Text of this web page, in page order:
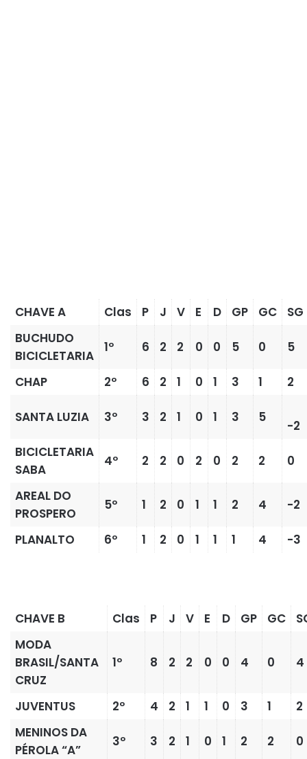
CHAVE A Clas P J V E D GP GC
SG
BUCHUDO
BICICLETARIA
1º 6 2 2 0 0 5 0 5
CHAP 2º 6 2 1 0 1 3 1 2
SANTA LUZIA 3º 3 2 1 0 1 3 5
-2
BICICLETARIA
SABA
4º 2 2 0 2 0 2 2 0
AREAL DO
PROSPERO
5º 1 2 0 1 1 2 4 -2
PLANALTO 6º 1 2 0 1 1 1 4 -3
CHAVE B Clas P J V E D GP GC
MODA
BRASIL/SANTA
CRUZ
1º 8 2 2 0 0 4 0 4
JUVENTUS 2º 4 2 1 1 0 3 1
2
MENINOS DA
PÉROLA “A”
3º 3 2 1 0 1 2 2 0